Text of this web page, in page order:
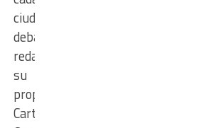
ciudad
deba
redactar
su
propia
Carta